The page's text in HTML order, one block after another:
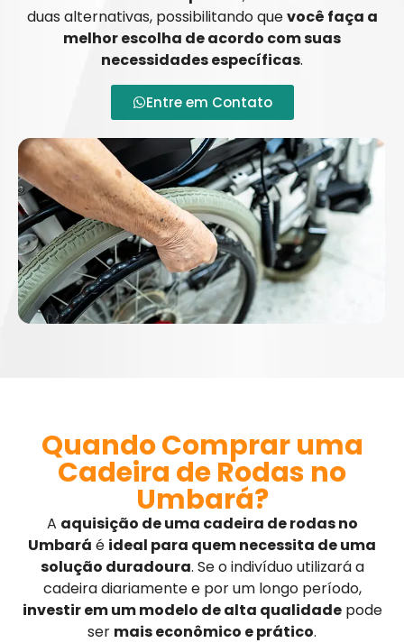
duas alternativas, possibilitando quevocê faça a
melhor escolha de acordo com suas
necessidades específicas.
Entre em Contato
Quando Comprar uma
Cadeira de Rodas no
Umbará?
A aquisição de uma cadeira de rodas no
Umbará é ideal para quem necessita de uma
solução duradoura. Se o indivíduo utilizará a
cadeira diariamente e por um longo período,
investir em um modelo de alta qualidadepode
ser mais econômico e prático.